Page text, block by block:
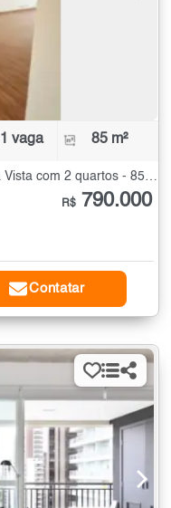
1 vaga 85 m²
Apartamento à Venda no Alto da Boa Vista com 2 quartos - 85 m²
R$ 790.000
Contatar